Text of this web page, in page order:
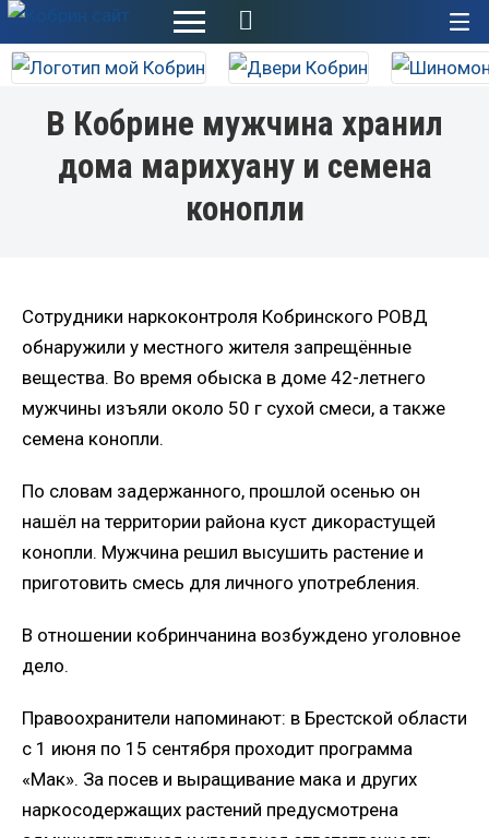
В Кобрине мужчина хранил
дома марихуану и семена
конопли
Сотрудники наркоконтроля Кобринского РОВД
обнаружили у местного жителя запрещённые
вещества. Во время обыска в доме 42-летнего
мужчины изъяли около 50 г сухой смеси, а также
семена конопли.
По словам задержанного, прошлой осенью он
нашёл на территории района куст дикорастущей
конопли. Мужчина решил высушить растение и
приготовить смесь для личного употребления.
В отношении кобринчанина возбуждено уголовное
дело.
Правоохранители напоминают: в Брестской области
с 1 июня по 15 сентября проходит программа
«Мак». За посев и выращивание мака и других
наркосодержащих растений предусмотрена